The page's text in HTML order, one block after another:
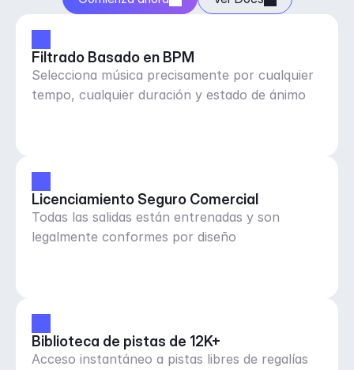
Filtrado Basado en BPM
Selecciona música precisamente por cualquier
tempo, cualquier duración y estado de ánimo
Licenciamiento Seguro Comercial
Todas las salidas están entrenadas y son
legalmente conformes por diseño
Biblioteca de pistas de 12K+
Acceso instantáneo a pistas libres de regalías